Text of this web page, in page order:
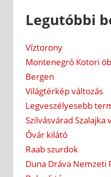
Legutóbbi
Víztorony
Montenegró Kotori
Bergen
Világtérkép változás
Legveszélyesebb
Szilvásvárad Szalajka
Óvár kilátó
Raab szurdok
Duna Dráva Nemzeti